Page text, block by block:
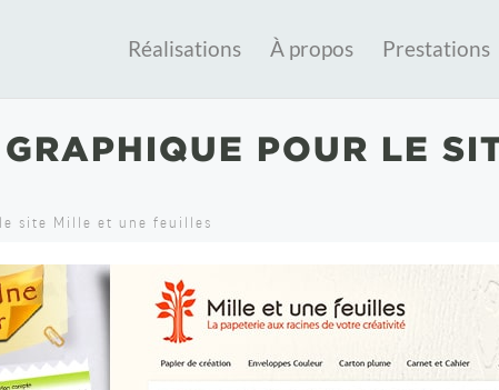
Réalisations À propos Prestations
POUR LE
site Mille et une feuilles